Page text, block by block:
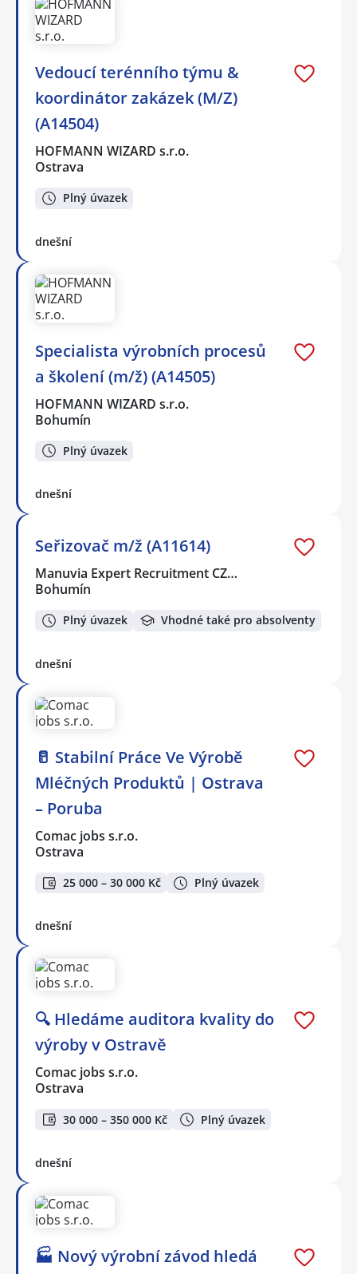
Vedoucí terénního týmu &
koordinátor zakázek (M/Z)
(A14504)
HOFMANN WIZARD s.r.o.
Ostrava
Plný úvazek
dnešní
Specialista výrobních procesů
a školení (m/ž) (A14505)
HOFMANN WIZARD s.r.o.
Bohumín
Plný úvazek
dnešní
Seřizovač m/ž (A11614)
Manuvia Expert Recruitment CZ…
Bohumín
Plný úvazek Vhodné také pro absolventy
dnešní
🥛 Stabilní Práce Ve Výrobě
Mléčných Produktů | Ostrava
– Poruba
Comac jobs s.r.o.
Ostrava
25 000 – 30 000 Kč Plný úvazek
dnešní
🔍 Hledáme auditora kvality do
výroby v Ostravě
Comac jobs s.r.o.
Ostrava
30 000 – 350 000 Kč Plný úvazek
dnešní
🏭 Nový výrobní závod hledá